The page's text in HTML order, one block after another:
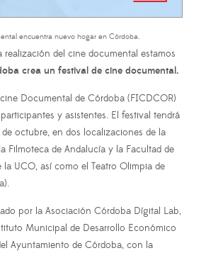
encuentra nuevo hogar en Córdoba.
realización del cine documental estamos
crea un festival de cine documental.
Documental de Córdoba (FICDCOR)
y asistentes. El festival tendrá
octubre, en dos localizaciones de la
Filmoteca de Andalucía y la Facultad de
la UCO, así como el Teatro Olimpia de
por la Asociación Córdoba Dígital Lab,
Municipal de Desarrollo Económico
Ayuntamiento de Córdoba, con la